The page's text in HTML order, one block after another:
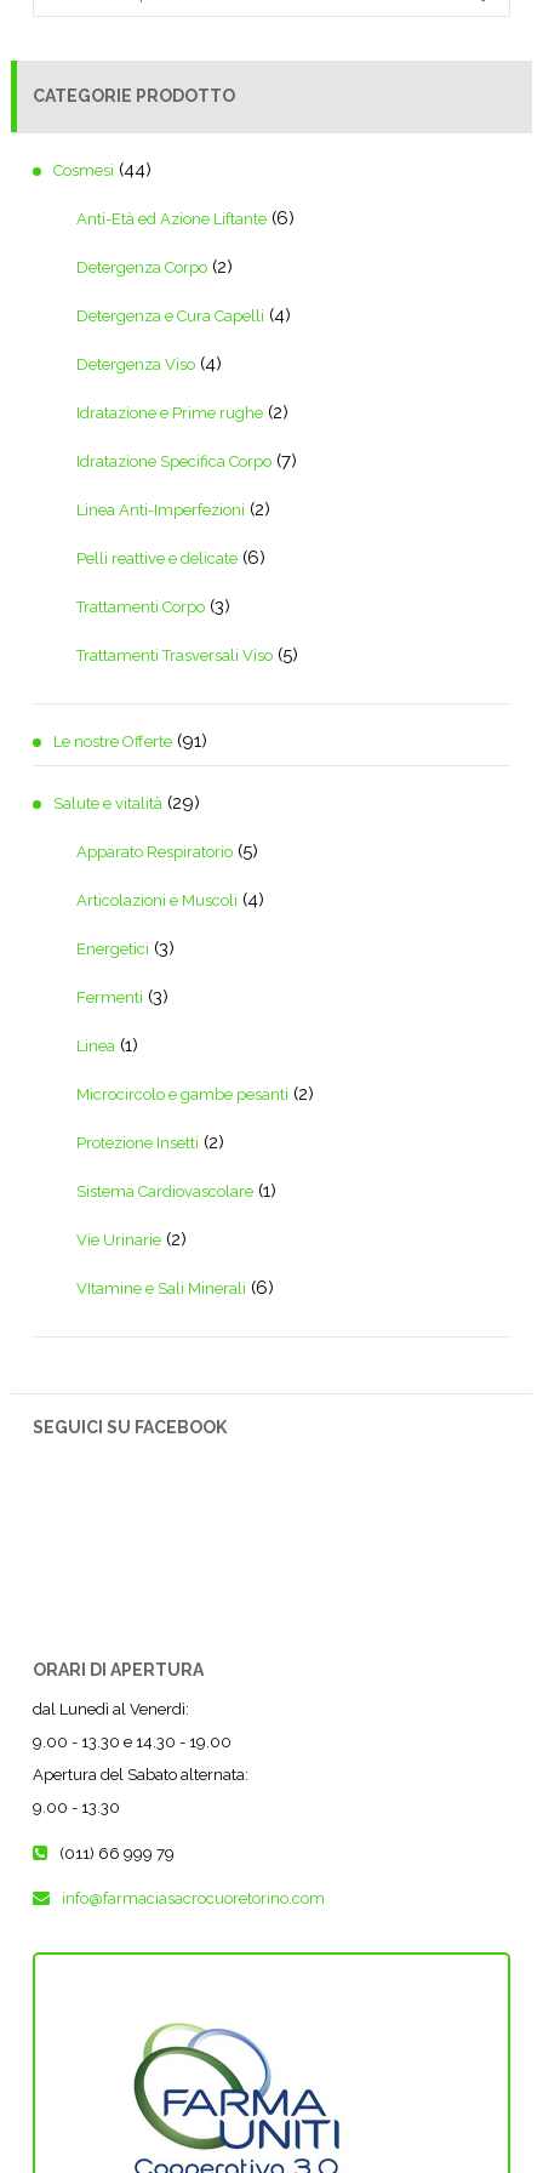
CATEGORIE PRODOTTO
Cosmesi (44)
Anti-Età ed Azione Liftante (6)
Detergenza Corpo (2)
Detergenza e Cura Capelli (4)
Detergenza Viso (4)
Idratazione e Prime rughe (2)
Idratazione Specifica Corpo (7)
Linea Anti-Imperfezioni (2)
Pelli reattive e delicate (6)
Trattamenti Corpo (3)
Trattamenti Trasversali Viso (5)
Le nostre Offerte (91)
Salute e vitalità (29)
Apparato Respiratorio (5)
Articolazioni e Muscoli (4)
Energetici (3)
Fermenti (3)
Linea (1)
Microcircolo e gambe pesanti (2)
Protezione Insetti (2)
Sistema Cardiovascolare (1)
Vie Urinarie (2)
VItamine e Sali Minerali (6)
SEGUICI SU FACEBOOK
ORARI DI APERTURA
dal Lunedì al Venerdì:
9.00 - 13.30 e 14.30 - 19.00
Apertura del Sabato alternata:
9.00 - 13.30
(011) 66 999 79
info@farmaciasacrocuoretorino.com